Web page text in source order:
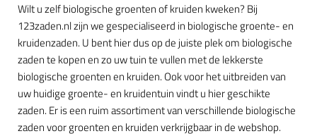
Wilt u zelf biologische groenten of kruiden kweken? Bij
123zaden.nl zijn we gespecialiseerd in biologische groente- en
kruidenzaden. U bent hier dus op de juiste plek om biologische
zaden te kopen en zo uw tuin te vullen met de lekkerste
biologische groenten en kruiden. Ook voor het uitbreiden van
uw huidige groente- en kruidentuin vindt u hier geschikte
zaden. Er is een ruim assortiment van verschillende biologische
zaden voor groenten en kruiden verkrijgbaar in de webshop.